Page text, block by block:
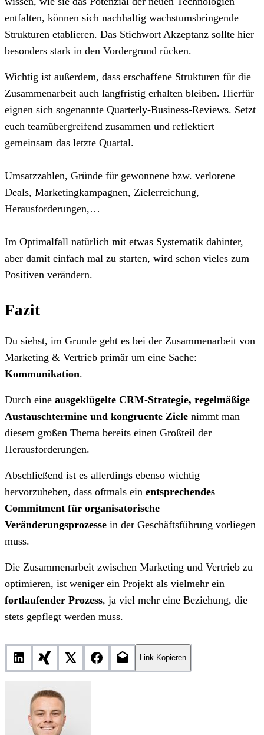
entfalten, können sich nachhaltig wachstumsbringende
Strukturen etablieren. Das Stichwort Akzeptanz sollte hier
besonders stark in den Vordergrund rücken.
Wichtig ist außerdem, dass erschaffene Strukturen für die
Zusammenarbeit auch langfristig erhalten bleiben. Hierfür
eignen sich sogenannte Quarterly-Business-Reviews. Setzt
euch teamübergreifend zusammen und reflektiert
gemeinsam das letzte Quartal.
Umsatzzahlen, Gründe für gewonnene bzw. verlorene
Deals, Marketingkampagnen, Zielerreichung,
Herausforderungen,…
Im Optimalfall natürlich mit etwas Systematik dahinter,
aber damit einfach mal zu starten, wird schon vieles zum
Positiven verändern.
Fazit
Du siehst, im Grunde geht es bei der Zusammenarbeit von
Marketing & Vertrieb primär um eine Sache:
Kommunikation.
Durch eine ausgeklügelte CRM-Strategie, regelmäßige
Austauschtermine und kongruente Ziele nimmt man
diesem großen Thema bereits einen Großteil der
Herausforderungen.
Abschließend ist es allerdings ebenso wichtig
hervorzuheben, dass oftmals ein entsprechendes
Commitment für organisatorische
Veränderungsprozesse in der Geschäftsführung vorliegen
muss.
Die Zusammenarbeit zwischen Marketing und Vertrieb zu
optimieren, ist weniger ein Projekt als vielmehr ein
fortlaufender Prozess, ja viel mehr eine Beziehung, die
stets gepflegt werden muss.
Link Kopieren